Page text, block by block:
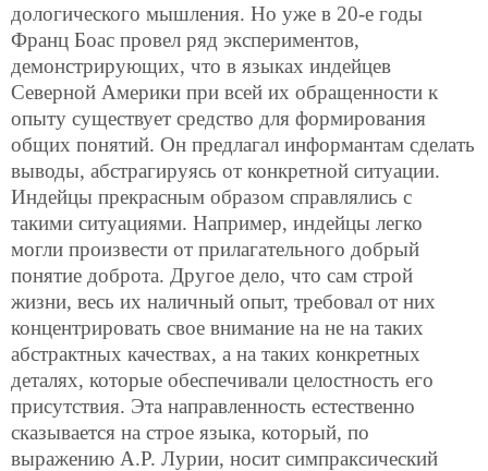
дологического мышления. Но уже в 20-е годы
Франц Боас провел ряд экспериментов,
демонстрирующих, что в языках индейцев
Северной Америки при всей их обращенности к
опыту существует средство для формирования
общих понятий. Он предлагал информантам сделать
выводы, абстрагируясь от конкретной ситуации.
Индейцы прекрасным образом справлялись с
такими ситуациями. Например, индейцы легко
могли произвести от прилагательного добрый
понятие доброта. Другое дело, что сам строй
жизни, весь их наличный опыт, требовал от них
концентрировать свое внимание на не на таких
абстрактных качествах, а на таких конкретных
деталях, которые обеспечивали целостность его
присутствия. Эта направленность естественно
сказывается на строе языка, который, по
выражению А.Р. Лурии, носит симпраксический